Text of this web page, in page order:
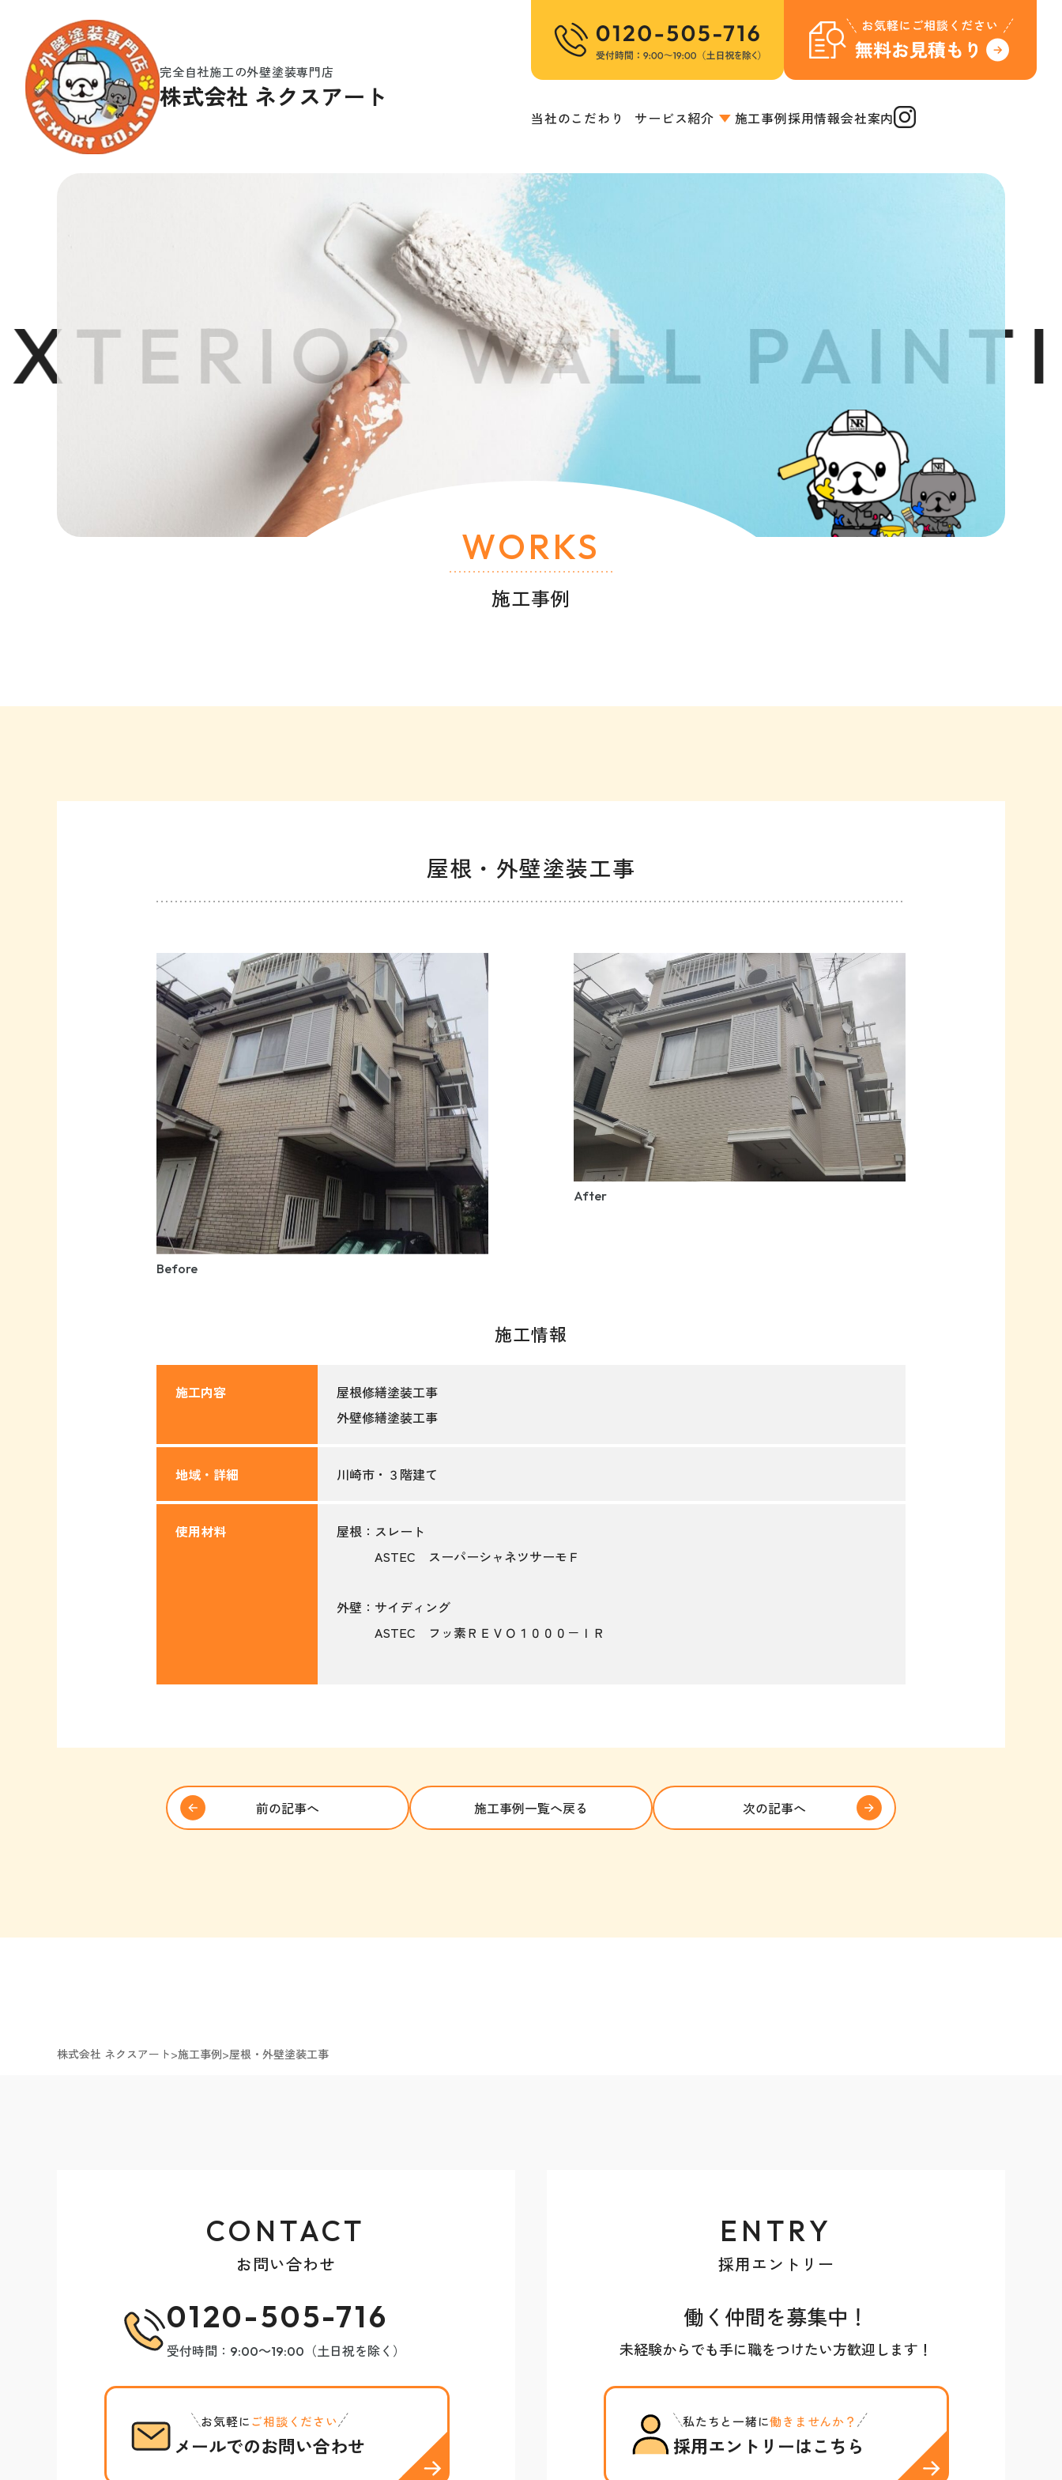
完全自社施工の外壁塗装専門店
株式会社 ネクスアート
当社のこだわり サービス紹介 施工事例採用情報会社案内
WALL
WORKS
施工事例
屋根・外壁塗装工事
Before
After
施工情報
施工内容
屋根修繕塗装工事
外壁修繕塗装工事
地域・詳細 川崎市・３階建て
使用材料
屋根：スレート
ASTEC スーパーシャネツサーモＦ
外壁：サイディング
ASTEC フッ素ＲＥＶＯ１０００－ＩＲ
前の記事へ 施工事例一覧へ戻る 次の記事へ
株式会社 ネクスアート>施工事例>屋根・外壁塗装工事
CONTACT
お問い合わせ
0120-505-716
受付時間：9:00～19:00（土日祝を除く）
お気軽にご相談ください
メールでのお問い合わせ
ENTRY
採用エントリー
働く仲間を募集中！
未経験からでも手に職をつけたい方歓迎します！
私たちと一緒に働きませんか？
採用エントリーはこちら